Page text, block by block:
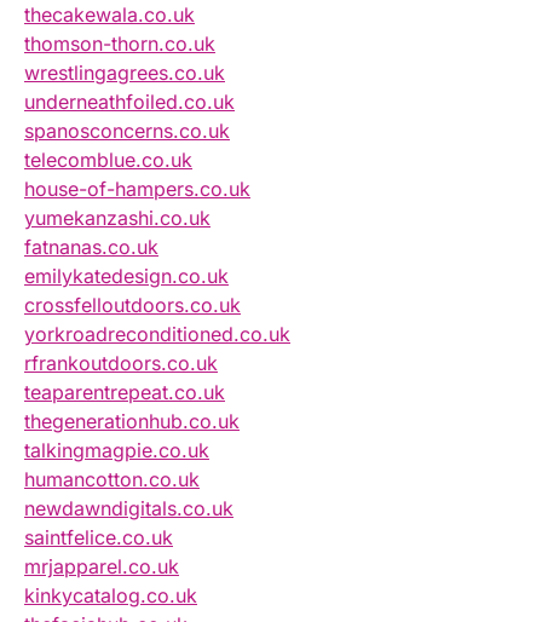
thecakewala.co.uk
thomson-thorn.co.uk
wrestlingagrees.co.uk
underneathfoiled.co.uk
spanosconcerns.co.uk
telecomblue.co.uk
house-of-hampers.co.uk
yumekanzashi.co.uk
fatnanas.co.uk
emilykatedesign.co.uk
crossfelloutdoors.co.uk
yorkroadreconditioned.co.uk
rfrankoutdoors.co.uk
teaparentrepeat.co.uk
thegenerationhub.co.uk
talkingmagpie.co.uk
humancotton.co.uk
newdawndigitals.co.uk
saintfelice.co.uk
mrjapparel.co.uk
kinkycatalog.co.uk